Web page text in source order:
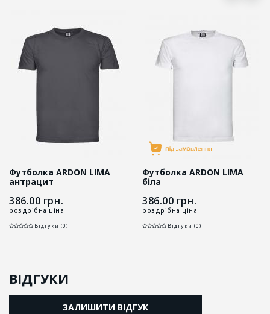
Футболка ARDON LIMA
антрацит
386.00 грн.
роздрібна ціна
Відгуки (0)
Футболка ARDON LIMA
біла
386.00 грн.
роздрібна ціна
Відгуки (0)
ВІДГУКИ
ЗАЛИШИТИ ВІДГУК